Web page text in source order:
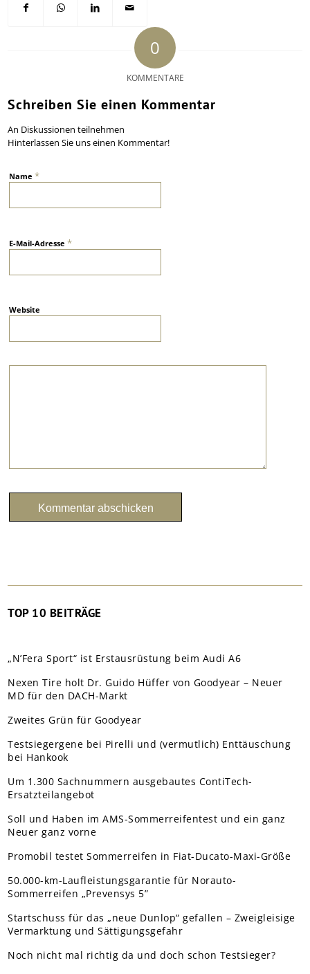
0
KOMMENTARE
Schreiben Sie einen Kommentar
An Diskussionen teilnehmen
Hinterlassen Sie uns einen Kommentar!
Name*
E-Mail-Adresse*
Website
TOP 10 BEITRÄGE
„N’Fera Sport“ ist Erstausrüstung beim Audi A6
Nexen Tire holt Dr. Guido Hüffer von Goodyear – Neuer
MD für den DACH-Markt
Zweites Grün für Goodyear
Testsiegergene bei Pirelli und (vermutlich) Enttäuschung
bei Hankook
Um 1.300 Sachnummern ausgebautes ContiTech-
Ersatzteilangebot
Soll und Haben im AMS-Sommerreifentest und ein ganz
Neuer ganz vorne
Promobil testet Sommerreifen in Fiat-Ducato-Maxi-Größe
50.000-km-Laufleistungsgarantie für Norauto-
Sommerreifen „Prevensys 5”
Startschuss für das „neue Dunlop“ gefallen – Zweigleisige
Vermarktung und Sättigungsgefahr
Noch nicht mal richtig da und doch schon Testsieger?